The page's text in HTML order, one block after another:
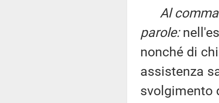
Al
parole:
nonché di
assistenza
svolgimento